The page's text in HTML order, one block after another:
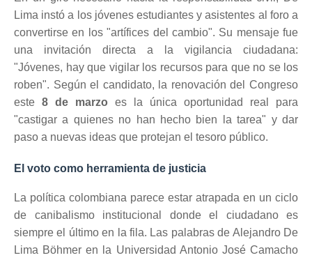
Lima instó a los jóvenes estudiantes y asistentes al foro a
convertirse en los "artífices del cambio". Su mensaje fue
una invitación directa a la vigilancia ciudadana:
"Jóvenes, hay que vigilar los recursos para que no se los
roben". Según el candidato, la renovación del Congreso
este 8 de marzo es la única oportunidad real para
"castigar a quienes no han hecho bien la tarea" y dar
paso a nuevas ideas que protejan el tesoro público.
El voto como herramienta de justicia
La política colombiana parece estar atrapada en un ciclo
de canibalismo institucional donde el ciudadano es
siempre el último en la fila. Las palabras de Alejandro De
Lima Böhmer en la Universidad Antonio José Camacho